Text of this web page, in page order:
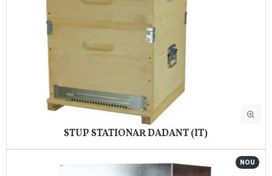
STUP STATIONAR DADANT (IT)
NOU